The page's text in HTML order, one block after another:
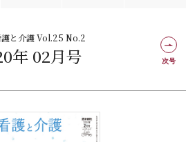
護と介護 Vol.25 No.2
年 02月号 次号